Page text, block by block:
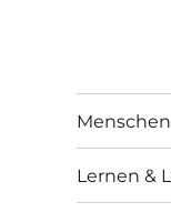
Menschen
Lernen &